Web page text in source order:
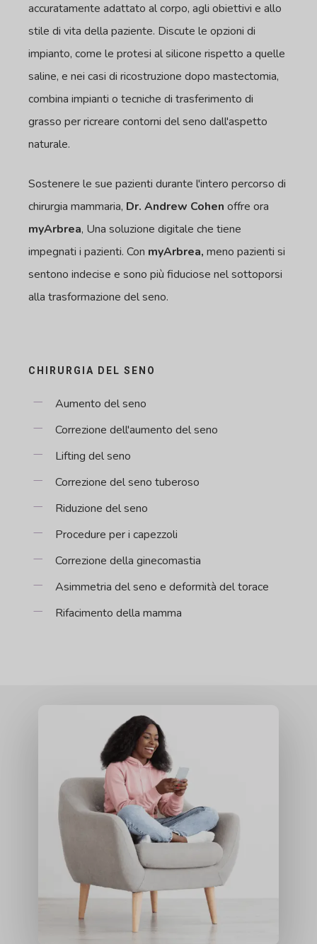
accuratamente adattato al corpo, agli obiettivi e allo
stile di vita della paziente. Discute le opzioni di
impianto, come le protesi al silicone rispetto a quelle
saline, e nei casi di ricostruzione dopo mastectomia,
combina impianti o tecniche di trasferimento di
grasso per ricreare contorni del seno dall'aspetto
naturale.
Sostenere le sue pazienti durante l'intero percorso di
chirurgia mammaria, Dr. Andrew Cohen offre ora
myArbrea, Una soluzione digitale che tiene
impegnati i pazienti. Con myArbrea, meno pazienti si
sentono indecise e sono più fiduciose nel sottoporsi
alla trasformazione del seno.
CHIRURGIA DEL SENO
Aumento del seno
Correzione dell'aumento del seno
Lifting del seno
Correzione del seno tuberoso
Riduzione del seno
Procedure per i capezzoli
Correzione della ginecomastia
Asimmetria del seno e deformità del torace
Rifacimento della mamma